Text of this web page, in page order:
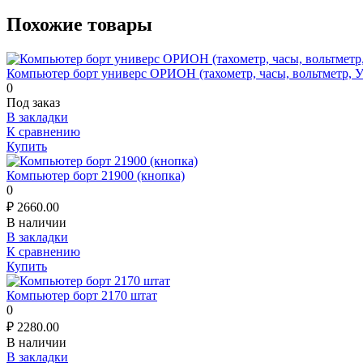
Похожие товары
Компьютер борт универс ОРИОН (тахометр, часы, вольтметр,
0
Под заказ
В закладки
К сравнению
Купить
Компьютер борт 21900 (кнопка)
0
₽ 2660.00
В наличии
В закладки
К сравнению
Купить
Компьютер борт 2170 штат
0
₽ 2280.00
В наличии
В закладки